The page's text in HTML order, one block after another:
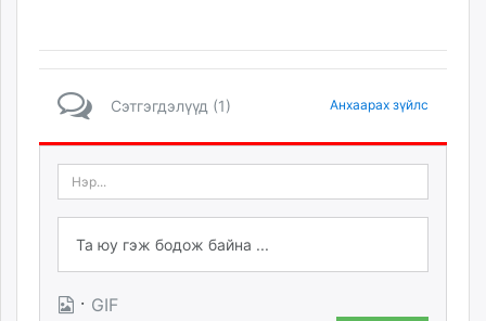
Сэтгэгдэлүүд (1) Анхаарах зүйлс
· GIF